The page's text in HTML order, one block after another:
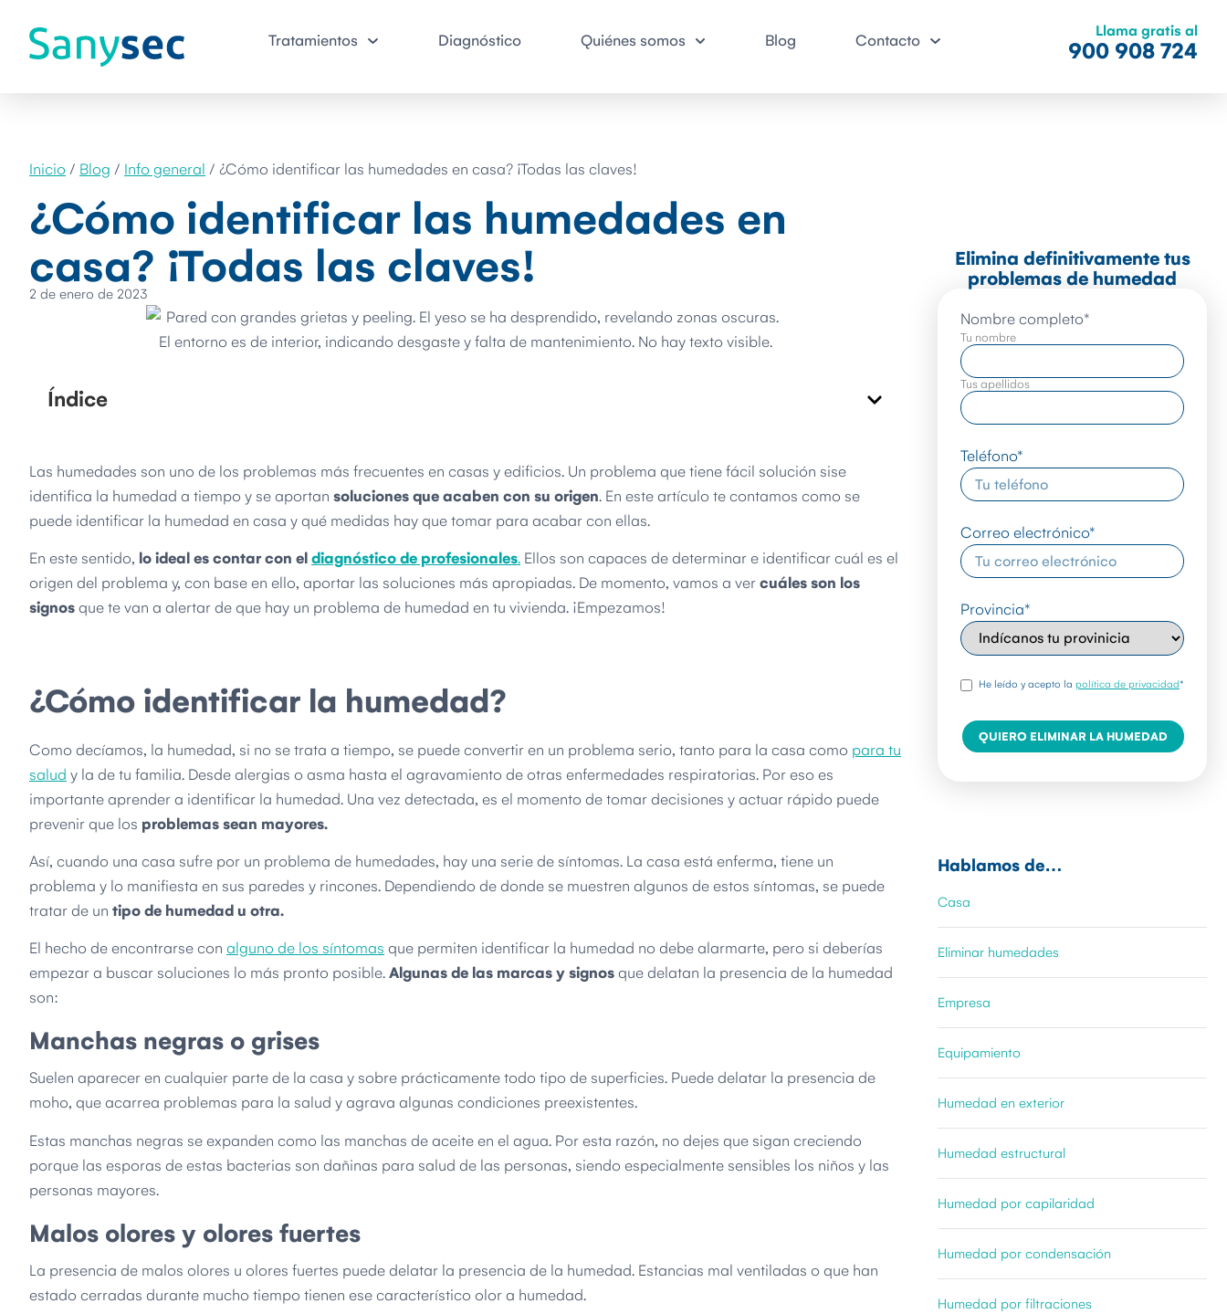
Tratamientos Diagnóstico Quiénes somos Blog Contacto
Llama gratis al
900 908 724
Inicio / Blog / Info general / ¿Cómo identificar las humedades en casa? ¡Todas las claves!
¿Cómo identificar las humedades en
casa? ¡Todas las claves!
2 de enero de 2023
Índice
Las humedades son uno de los problemas más frecuentes en casas y edificios. Un problema que tiene fácil solución sise
identifica la humedad a tiempo y se aportan soluciones que acaben con su origen. En este artículo te contamos como se
puede identificar la humedad en casa y qué medidas hay que tomar para acabar con ellas.
En este sentido, lo ideal es contar con el diagnóstico de profesionales. Ellos son capaces de determinar e identificar cuál es el
origen del problema y, con base en ello, aportar las soluciones más apropiadas. De momento, vamos a ver cuáles son los
signos que te van a alertar de que hay un problema de humedad en tu vivienda. ¡Empezamos!
¿Cómo identificar la humedad?
Como decíamos, la humedad, si no se trata a tiempo, se puede convertir en un problema serio, tanto para la casa como para tu
salud y la de tu familia. Desde alergias o asma hasta el agravamiento de otras enfermedades respiratorias. Por eso es
importante aprender a identificar la humedad. Una vez detectada, es el momento de tomar decisiones y actuar rápido puede
prevenir que los problemas sean mayores.
Así, cuando una casa sufre por un problema de humedades, hay una serie de síntomas. La casa está enferma, tiene un
problema y lo manifiesta en sus paredes y rincones. Dependiendo de donde se muestren algunos de estos síntomas, se puede
tratar de un tipo de humedad u otra.
El hecho de encontrarse con alguno de los síntomas que permiten identificar la humedad no debe alarmarte, pero si deberías
empezar a buscar soluciones lo más pronto posible. Algunas de las marcas y signos que delatan la presencia de la humedad
son:
Manchas negras o grises
Suelen aparecer en cualquier parte de la casa y sobre prácticamente todo tipo de superficies. Puede delatar la presencia de
moho, que acarrea problemas para la salud y agrava algunas condiciones preexistentes.
Estas manchas negras se expanden como las manchas de aceite en el agua. Por esta razón, no dejes que sigan creciendo
porque las esporas de estas bacterias son dañinas para salud de las personas, siendo especialmente sensibles los niños y las
personas mayores.
Malos olores y olores fuertes
La presencia de malos olores u olores fuertes puede delatar la presencia de la humedad. Estancias mal ventiladas o que han
estado cerradas durante mucho tiempo tienen ese característico olor a humedad.
Elimina definitivamente tus
problemas de humedad
Nombre completo*
Tu nombre
Tus apellidos
Teléfono*
Correo electrónico*
Provincia*
rgpd *
He leído y acepto la política de privacidad*
Hablamos de…
Casa
Eliminar humedades
Empresa
Equipamiento
Humedad en exterior
Humedad estructural
Humedad por capilaridad
Humedad por condensación
Humedad por filtraciones